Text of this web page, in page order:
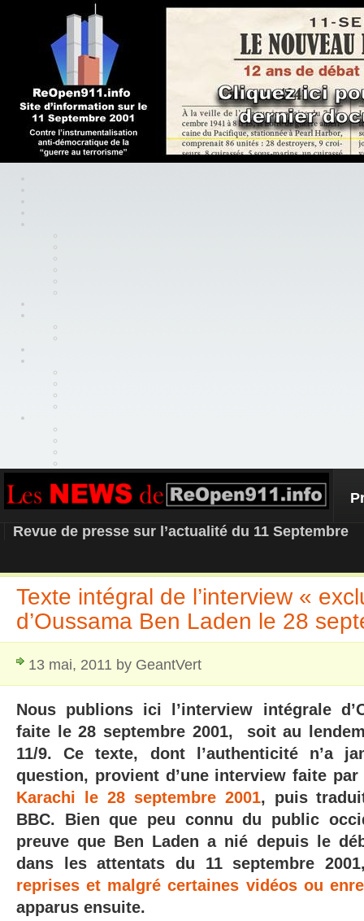
REOPEN911 – NEWS
Revue de presse sur l’actualité du 11 Septembre
Texte intégral de l’interview «
d’Oussama Ben Laden le 28
13 mai, 2011 by GeantVert
Nous publions ici l’interview intégrale
faite le 28 septembre 2001, soit au
11/9. Ce texte, dont l’authenticité n’a
question, provient d’une interview faite
Karachi le 28 septembre 2001, puis
BBC. Bien que peu connu du public
preuve que Ben Laden a nié depuis le
dans les attentats du 11 septembre
reprises et malgré certaines vidéos ou
apparus ensuite.